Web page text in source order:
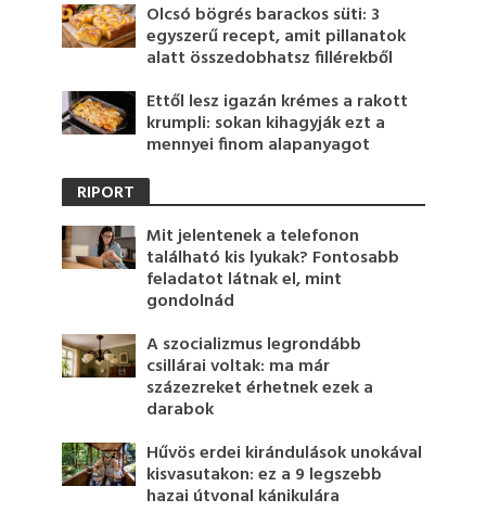
Olcsó bögrés barackos süti: 3
egyszerű recept, amit pillanatok
alatt összedobhatsz fillérekből
Ettől lesz igazán krémes a rakott
krumpli: sokan kihagyják ezt a
mennyei finom alapanyagot
RIPORT
Mit jelentenek a telefonon
található kis lyukak? Fontosabb
feladatot látnak el, mint
gondolnád
A szocializmus legrondább
csillárai voltak: ma már
százezreket érhetnek ezek a
darabok
Hűvös erdei kirándulások unokával
kisvasutakon: ez a 9 legszebb
hazai útvonal kánikulára